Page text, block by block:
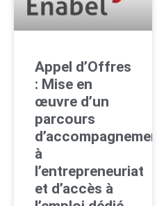
Appel d’Offres
: Mise en
œuvre d’un
parcours
d’accompagnement
à
l’entrepreneuriat
et d’accès à